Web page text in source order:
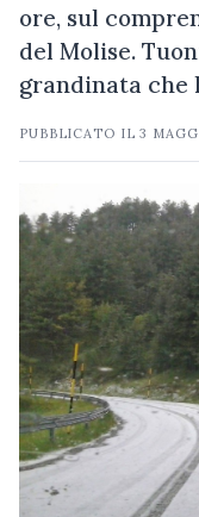
ore, sul
del Molise.
grandinata che
PUBBLICATO IL3